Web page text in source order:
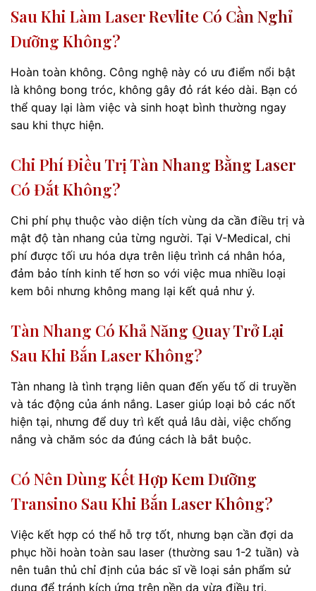
Sau Khi Làm Laser Revlite Có Cần Nghỉ
Dưỡng Không?
Hoàn toàn không. Công nghệ này có ưu điểm nổi bật
là không bong tróc, không gây đỏ rát kéo dài. Bạn có
thể quay lại làm việc và sinh hoạt bình thường ngay
sau khi thực hiện.
Chi Phí Điều Trị Tàn Nhang Bằng Laser
Có Đắt Không?
Chi phí phụ thuộc vào diện tích vùng da cần điều trị và
mật độ tàn nhang của từng người. Tại V-Medical, chi
phí được tối ưu hóa dựa trên liệu trình cá nhân hóa,
đảm bảo tính kinh tế hơn so với việc mua nhiều loại
kem bôi nhưng không mang lại kết quả như ý.
Tàn Nhang Có Khả Năng Quay Trở Lại
Sau Khi Bắn Laser Không?
Tàn nhang là tình trạng liên quan đến yếu tố di truyền
và tác động của ánh nắng. Laser giúp loại bỏ các nốt
hiện tại, nhưng để duy trì kết quả lâu dài, việc chống
nắng và chăm sóc da đúng cách là bắt buộc.
Có Nên Dùng Kết Hợp Kem Dưỡng
Transino Sau Khi Bắn Laser Không?
Việc kết hợp có thể hỗ trợ tốt, nhưng bạn cần đợi da
phục hồi hoàn toàn sau laser (thường sau 1-2 tuần) và
nên tuân thủ chỉ định của bác sĩ về loại sản phẩm sử
dụng để tránh kích ứng trên nền da vừa điều trị.